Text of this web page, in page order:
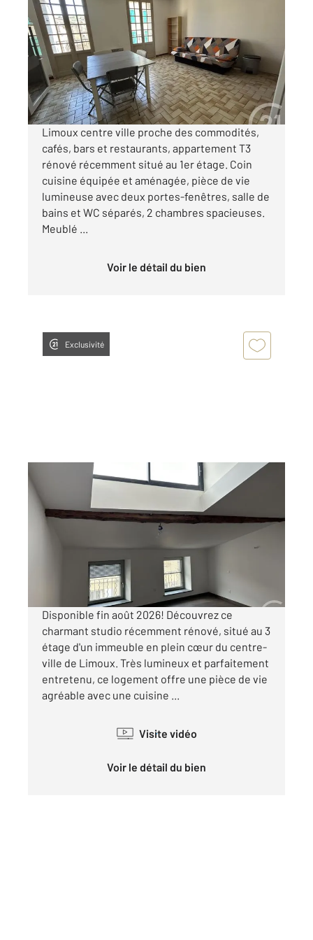
60,30 m2 , 3 pièces
Ref : 5303
Appartement F2 à louer
530 €
par mois charges comprises
Limoux centre ville proche des commodités,
cafés, bars et restaurants, appartement T3
rénové récemment situé au 1er étage. Coin
cuisine équipée et aménagée, pièce de vie
lumineuse avec deux portes-fenêtres, salle de
bains et WC séparés, 2 chambres spacieuses.
Meublé ...
Voir le détail du bien
Exclusivité
, 1 pièce
Ref : 5348
Appartement F1 à louer
400 €
par mois charges comprises
Disponible fin août 2026! Découvrez ce
charmant studio récemment rénové, situé au 3
étage d'un immeuble en plein cœur du centre-
ville de Limoux. Très lumineux et parfaitement
entretenu, ce logement offre une pièce de vie
agréable avec une cuisine ...
Visite vidéo
Voir le détail du bien